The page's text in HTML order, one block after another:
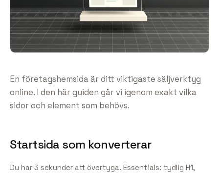
En företagshemsida är ditt viktigaste säljverktyg
online. I den här guiden går vi igenom exakt vilka
sidor och element som behövs.
Startsida som konverterar
Du har 3 sekunder att övertyga. Essentials: tydlig H1,